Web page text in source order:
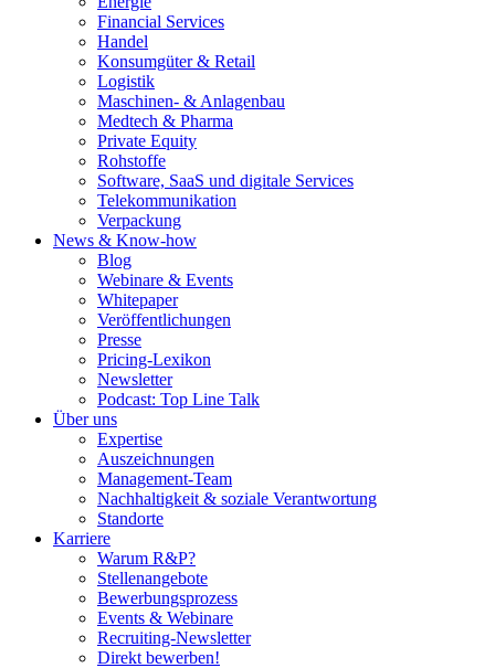
Financial Services
Handel
Konsumgüter & Retail
Logistik
Maschinen- & Anlagenbau
Medtech & Pharma
Private Equity
Rohstoffe
Software, SaaS und digitale Services
Telekommunikation
Verpackung
News & Know-how
Blog
Webinare & Events
Whitepaper
Veröffentlichungen
Presse
Pricing-Lexikon
Newsletter
Podcast: Top Line Talk
Über uns
Expertise
Auszeichnungen
Management-Team
Nachhaltigkeit & soziale Verantwortung
Standorte
Karriere
Warum R&P?
Stellenangebote
Bewerbungsprozess
Events & Webinare
Recruiting-Newsletter
Direkt bewerben!